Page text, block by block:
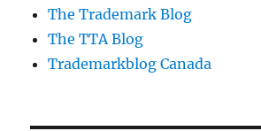
The Trademark Blog
The TTA Blog
Trademarkblog Canada